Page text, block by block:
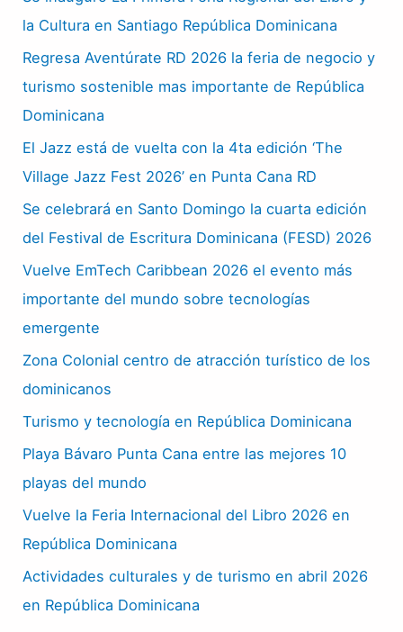
la Cultura en Santiago República Dominicana
Regresa Aventúrate RD 2026 la feria de negocio y
turismo sostenible mas importante de República
Dominicana
El Jazz está de vuelta con la 4ta edición ‘The
Village Jazz Fest 2026’ en Punta Cana RD
Se celebrará en Santo Domingo la cuarta edición
del Festival de Escritura Dominicana (FESD) 2026
Vuelve EmTech Caribbean 2026 el evento más
importante del mundo sobre tecnologías
emergente
Zona Colonial centro de atracción turístico de los
dominicanos
Turismo y tecnología en República Dominicana
Playa Bávaro Punta Cana entre las mejores 10
playas del mundo
Vuelve la Feria Internacional del Libro 2026 en
República Dominicana
Actividades culturales y de turismo en abril 2026
en República Dominicana